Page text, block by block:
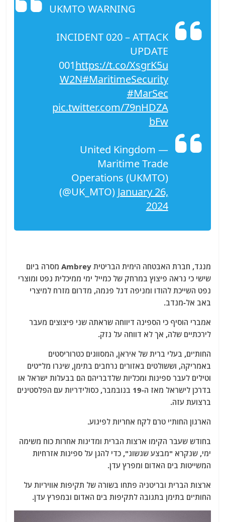
UKMTO WARNING
INCIDENT 020 – ATTACK
UPDATE
001https://t.co/XsgrK5u
W2N#MaritimeSecurity
#MarSec
pic.twitter.com/79nHDZA
bFw
— United Kingdom
Maritime Trade
Operations (UKMTO)
(@UK_MTO) January 26,
2024
מנגד, חברת האבטחה הימית הבריטית Ambrey מסרה ביום
שישי כי נראה פיצוץ במרחק של כמייל ימי ממיכלית נפט ומוצרי
נפט השייכת להודו ומניפה דגל פנמה, מדרום מזרח למיצרי
באב אל-מנדב.
אמברי הוסיף כי הספינה דיווחה שראתה שני פיצוצים מעבר
לירכתיים שלה, אך לא דווחה על נזק.
החות'ים, בעלי ברית של איראן, המסווגים כטרוריסטים
באמריקה, וששולטים באזורים נרחבים בתימן, שיגרו מל"טים
וטילים לעבר ספינות ומכליות שלדבריהם הם בבעלות ישראל או
בדרכן לישראל מאז ה-19 בנובמבר, כסולידריות עם הפלסטינים
ברצועת עזה.
הארגון החות'י טרם לקח אחריות לפיגוע.
בחודש שעבר הקימו ארצות הברית ומדינות אחרות כוח משימה
ימי, שנקרא "מבצע שגשוג", כדי להגן על ספינות אזרחיות
המשייטות בים האדום ומפרץ עדן.
ארצות הברית ובריטניה פתחו בשורה של תקיפות אוויריות על
החות'ים בתימן בתגובה לתקיפות בים האדום ובמפרץ עדן.